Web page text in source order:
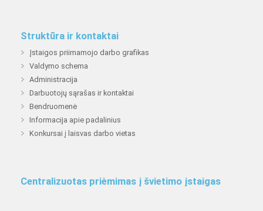
Struktūra ir kontaktai
Įstaigos priimamojo darbo grafikas
Valdymo schema
Administracija
Darbuotojų sąrašas ir kontaktai
Bendruomenė
Informacija apie padalinius
Konkursai į laisvas darbo vietas
Centralizuotas priėmimas į švietimo įstaigas